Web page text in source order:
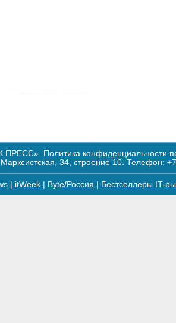
ПРЕСС». Политика конфиденциальности
Марксистская, 34, строение 10. Телефон:
itWeek Byte/Россия Бестселлеры IT-